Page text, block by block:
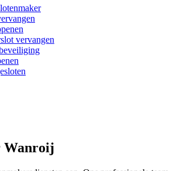
vervangen
Wanroij